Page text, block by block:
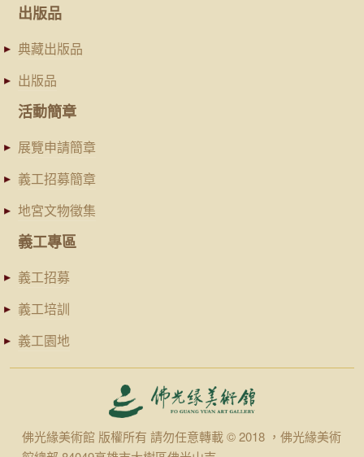
出版品
典藏出版品
出版品
活動簡章
展覽申請簡章
義工招募簡章
地宮文物徵集
義工專區
義工招募
義工培訓
義工園地
佛光緣美術館 版權所有 請勿任意轉載 © 2018 ，佛光緣美術